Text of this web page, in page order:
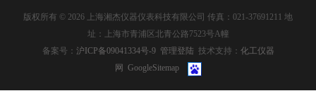
版权所有 © 2026 上海湘杰仪器仪表科技有限公司 传真：021-37691211 地
址：上海市青浦区北青公路7523号A幢
备案号： 沪ICP备09041334号-9 管理登陆 技术支持： 化工仪器
网 GoogleSitemap